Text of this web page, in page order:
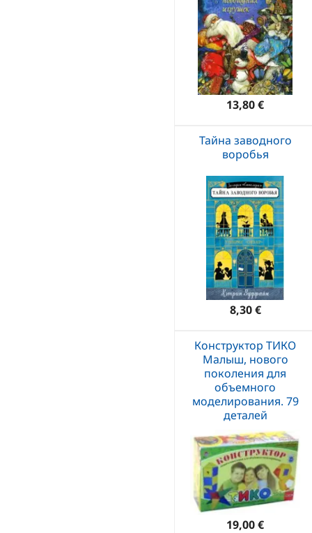
13,80 €
Тайна заводного
воробья
8,30 €
Конструктор ТИКО
Малыш, нового
поколения для
объемного
моделирования. 79
деталей
19,00 €